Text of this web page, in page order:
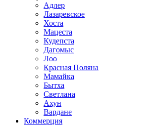
Адлер
Лазаревское
Хоста
Мацеста
Кудепста
Дагомыс
Лоо
Красная Поляна
Мамайка
Бытха
Светлана
Ахун
Вардане
Коммерция